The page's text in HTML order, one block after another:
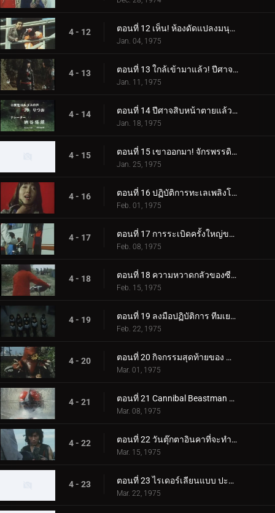
4 - 12 ตอนที่ 12 เห็น! ห้องดัดแปลงมนุษย์สัตว์ร้ายของเกดอน
Jan. 04, 1975
4 - 13 ตอนที่ 13 ใกล้เข้ามาแล้ว! ปีศาจสิบหน้า! อันตรายนะอเมซอน!!
Jan. 11, 1975
4 - 14 ตอนที่ 14 ปีศาจสิบหน้าตายแล้ว! และศัตรูใหม่เหรอ?
Jan. 18, 1975
4 - 15 ตอนที่ 15 เขาออกมา! จักรพรรดิผู้ยิ่งใหญ่ผู้น่าสยดสยองซีโร่
Jan. 25, 1975
4 - 16 ตอนที่ 16 ปฏิบัติการทะเลเพลิงโตเกียวของการารันด้า!!
Feb. 01, 1975
4 - 17 ตอนที่ 17 การระเบิดครั้งใหญ่ของภูเขาไฟฟูจิ? ปฏิบัติการกระทะทอดของโตเกียว!
Feb. 08, 1975
4 - 18 ตอนที่ 18 ความหวาดกลัวของซีโร่! ปฏิบัติการแผ่นดินไหวครั้งใหญ่!!
Feb. 15, 1975
4 - 19 ตอนที่ 19 ลงมือปฏิบัติการ ทีมเยาวชนครันด้า!!
Feb. 22, 1975
4 - 20 ตอนที่ 20 กิจกรรมสุดท้ายของ Mole Beastman!!
Mar. 01, 1975
4 - 21 ตอนที่ 21 Cannibal Beastman ที่จะกิน Frozen Rider
Mar. 08, 1975
4 - 22 ตอนที่ 22 วันตุ๊กตาอินคาที่จะทำลายล้างมหานครโตเกียว
Mar. 15, 1975
4 - 23 ตอนที่ 23 ไรเดอร์เลียนแบบ ปะทะ อเมซอน ไรเดอร์!
Mar. 22, 1975